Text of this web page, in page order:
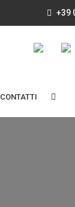
+39
CONTATTI